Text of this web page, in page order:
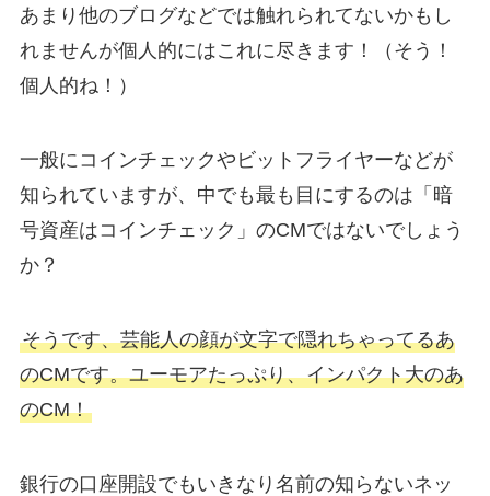
あまり他のブログなどでは触れられてないかもし
れませんが個人的にはこれに尽きます！（そう！
個人的ね！）
一般にコインチェックやビットフライヤーなどが
知られていますが、中でも最も目にするのは「暗
号資産はコインチェック」のCMではないでしょう
か？
そうです、芸能人の顔が文字で隠れちゃってるあ
のCMです。ユーモアたっぷり、インパクト大のあ
のCM！
銀行の口座開設でもいきなり名前の知らないネッ